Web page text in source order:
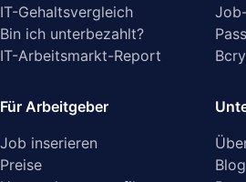
IT-Gehaltsvergleich
Bin ich unterbezahlt?
IT-Arbeitsmarkt-Report
Für Arbeitgeber
Job inserieren
Preise
Blog